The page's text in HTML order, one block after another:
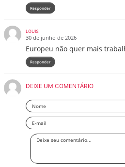
Responder
LOUIS
30 de junho de 2026
Europeu não quer mais
Responder
DEIXE UM COMENTÁRIO
Nome
Email
Deixe